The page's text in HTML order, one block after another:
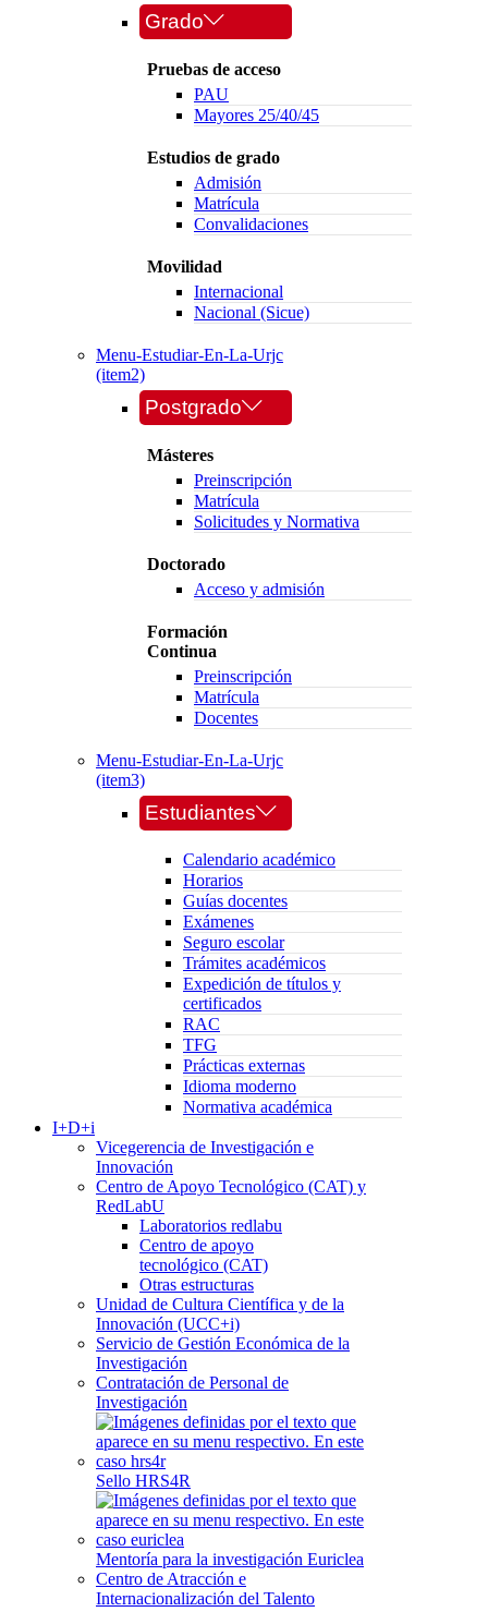
Grado
Pruebas de acceso
PAU
Mayores 25/40/45
Estudios de grado
Admisión
Matrícula
Convalidaciones
Movilidad
Internacional
Nacional (Sicue)
Menu-Estudiar-En-La-Urjc
(item2)
Postgrado
Másteres
Preinscripción
Matrícula
Solicitudes y Normativa
Doctorado
Acceso y admisión
Formación
Continua
Preinscripción
Matrícula
Docentes
Menu-Estudiar-En-La-Urjc
(item3)
Estudiantes
Calendario académico
Horarios
Guías docentes
Exámenes
Seguro escolar
Trámites académicos
Expedición de títulos y
certificados
RAC
TFG
Prácticas externas
Idioma moderno
Normativa académica
I+D+i
Vicegerencia de Investigación e
Innovación
Centro de Apoyo Tecnológico (CAT) y
RedLabU
Laboratorios redlabu
Centro de apoyo
tecnológico (CAT)
Otras estructuras
Unidad de Cultura Científica y de la
Innovación (UCC+i)
Servicio de Gestión Económica de la
Investigación
Contratación de Personal de
Investigación
Sello HRS4R
Mentoría para la investigación Euriclea
Centro de Atracción e
Internacionalización del Talento